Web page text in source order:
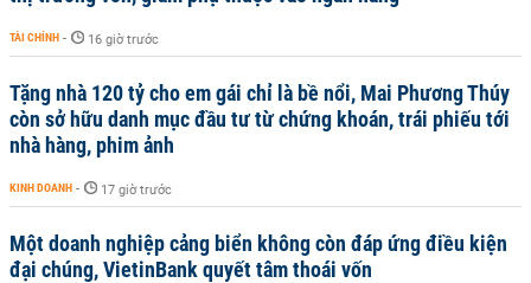
TÀI CHÍNH - 16 giờ trước
Tặng nhà 120 tỷ cho em gái chỉ là bề nổi, Mai Phương Thúy
còn sở hữu danh mục đầu tư từ chứng khoán, trái phiếu tới
nhà hàng, phim ảnh
KINH DOANH - 17 giờ trước
Một doanh nghiệp cảng biển không còn đáp ứng điều kiện
đại chúng, VietinBank quyết tâm thoái vốn